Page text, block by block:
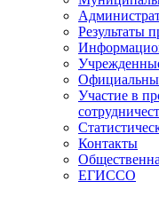
Результаты
Участие в
Контакты
ЕГИССО